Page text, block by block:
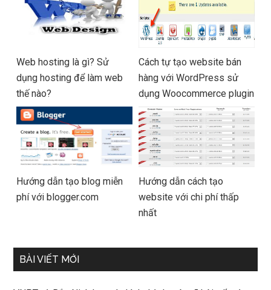
Web hosting là gì? Sử
dụng hosting để làm web
thế nào?
Cách tự tạo website bán
hàng với WordPress sử
dụng Woocommerce plugin
Hướng dẫn tạo blog miễn
phí với blogger.com
Hướng dẫn cách tạo
website với chi phí thấp
nhất
BÀI VIẾT MỚI